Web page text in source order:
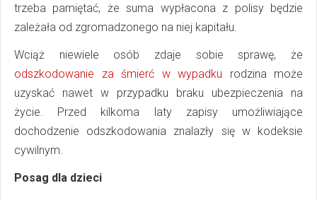
trzeba pamiętać, że suma wypłacona z polisy będzie
zależała od zgromadzonego na niej kapitału.
Wciąż niewiele osób zdaje sobie sprawę, że
odszkodowanie za śmierć w wypadku rodzina może
uzyskać nawet w przypadku braku ubezpieczenia na
życie. Przed kilkoma laty zapisy umożliwiające
dochodzenie odszkodowania znalazły się w kodeksie
cywilnym.
Posag dla dzieci